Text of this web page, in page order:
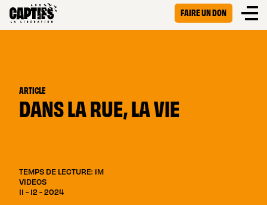
FAIRE UN DON
ARTICLE
DANS LA RUE, LA VIE
TEMPS DE LECTURE: 1M
VIDEOS
11 - 12 - 2024